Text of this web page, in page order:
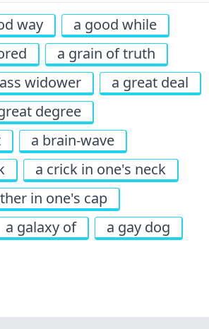
way
a good while
a grain of truth
widower
a great deal
degree
a brain-wave
a crick in one's neck
in one's cap
a galaxy of
a gay dog